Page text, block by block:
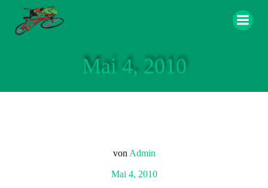
Mai 4, 2010
von Admin
Mai 4, 2010